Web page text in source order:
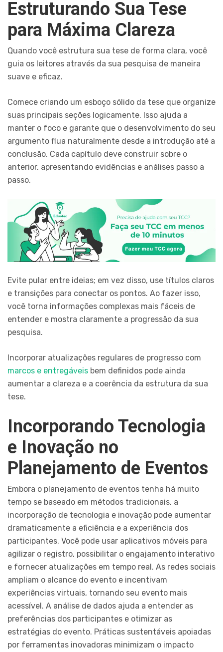
Estruturando Sua Tese
para Máxima Clareza
Quando você estrutura sua tese de forma clara, você
guia os leitores através da sua pesquisa de maneira
suave e eficaz.
Comece criando um esboço sólido da tese que organize
suas principais seções logicamente. Isso ajuda a
manter o foco e garante que o desenvolvimento do seu
argumento flua naturalmente desde a introdução até a
conclusão. Cada capítulo deve construir sobre o
anterior, apresentando evidências e análises passo a
passo.
Evite pular entre ideias; em vez disso, use títulos claros
e transições para conectar os pontos. Ao fazer isso,
você torna informações complexas mais fáceis de
entender e mostra claramente a progressão da sua
pesquisa.
Incorporar atualizações regulares de progresso com
marcos e entregáveis bem definidos pode ainda
aumentar a clareza e a coerência da estrutura da sua
tese.
Incorporando Tecnologia
e Inovação no
Planejamento de Eventos
Embora o planejamento de eventos tenha há muito
tempo se baseado em métodos tradicionais, a
incorporação de tecnologia e inovação pode aumentar
dramaticamente a eficiência e a experiência dos
participantes. Você pode usar aplicativos móveis para
agilizar o registro, possibilitar o engajamento interativo
e fornecer atualizações em tempo real. As redes sociais
ampliam o alcance do evento e incentivam
experiências virtuais, tornando seu evento mais
acessível. A análise de dados ajuda a entender as
preferências dos participantes e otimizar as
estratégias do evento. Práticas sustentáveis apoiadas
por ferramentas inovadoras minimizam o impacto